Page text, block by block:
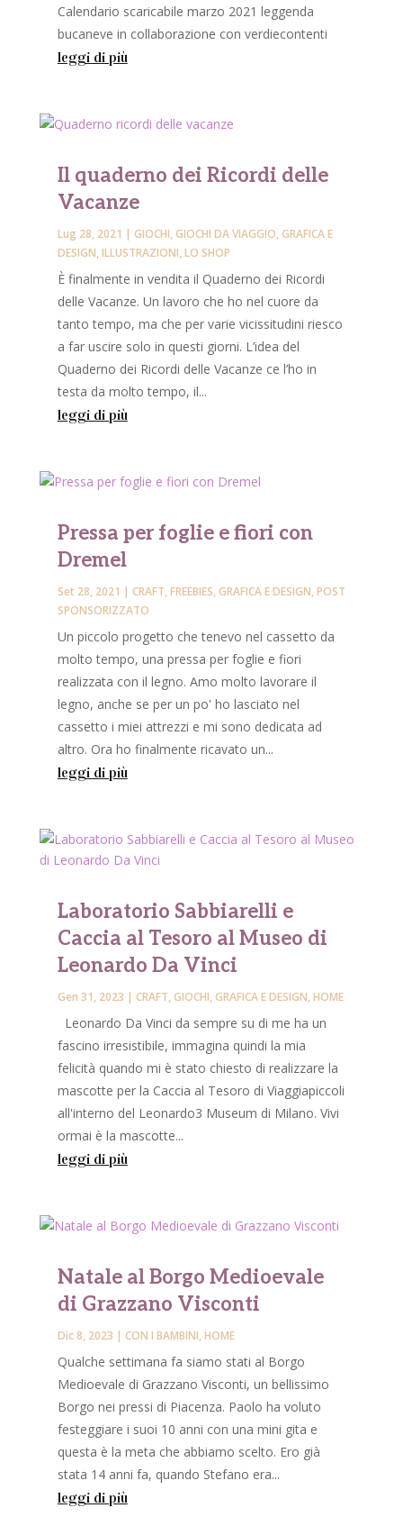
Calendario scaricabile marzo 2021 leggenda
bucaneve in collaborazione con verdiecontenti
leggi di più
Il quaderno dei Ricordi delle
Vacanze
Lug 28, 2021 | GIOCHI,GIOCHI DA VIAGGIO,GRAFICA E
DESIGN,ILLUSTRAZIONI,LO SHOP
È finalmente in vendita il Quaderno dei Ricordi
delle Vacanze. Un lavoro che ho nel cuore da
tanto tempo, ma che per varie vicissitudini riesco
a far uscire solo in questi giorni. L’idea del
Quaderno dei Ricordi delle Vacanze ce l’ho in
testa da molto tempo, il...
leggi di più
Pressa per foglie e fiori con
Dremel
Set 28, 2021 | CRAFT,FREEBIES,GRAFICA E DESIGN,POST
SPONSORIZZATO
Un piccolo progetto che tenevo nel cassetto da
molto tempo, una pressa per foglie e fiori
realizzata con il legno. Amo molto lavorare il
legno, anche se per un po' ho lasciato nel
cassetto i miei attrezzi e mi sono dedicata ad
altro. Ora ho finalmente ricavato un...
leggi di più
Laboratorio Sabbiarelli e
Caccia al Tesoro al Museo di
Leonardo Da Vinci
Gen 31, 2023 | CRAFT,GIOCHI,GRAFICA E DESIGN,HOME
Leonardo Da Vinci da sempre su di me ha un
fascino irresistibile, immagina quindi la mia
felicità quando mi è stato chiesto di realizzare la
mascotte per la Caccia al Tesoro di Viaggiapiccoli
all'interno del Leonardo3 Museum di Milano. Vivi
ormai è la mascotte...
leggi di più
Natale al Borgo Medioevale
di Grazzano Visconti
Dic 8, 2023 | CON I BAMBINI,HOME
Qualche settimana fa siamo stati al Borgo
Medioevale di Grazzano Visconti, un bellissimo
Borgo nei pressi di Piacenza. Paolo ha voluto
festeggiare i suoi 10 anni con una mini gita e
questa è la meta che abbiamo scelto. Ero già
stata 14 anni fa, quando Stefano era...
leggi di più